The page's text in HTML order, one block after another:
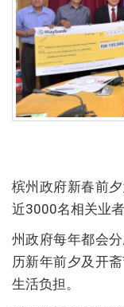
槟州政府新春前
近3000名相关业
州政府每年都会
历新年前夕及开
生活负担。